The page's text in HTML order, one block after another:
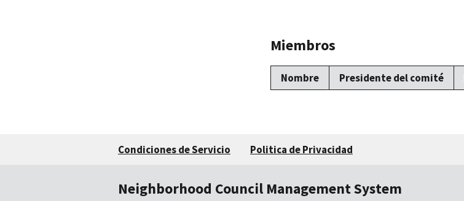
Miembros
Nombre Presidente del comité
Condiciones de Servicio Politica de Privacidad
Neighborhood Council Management System